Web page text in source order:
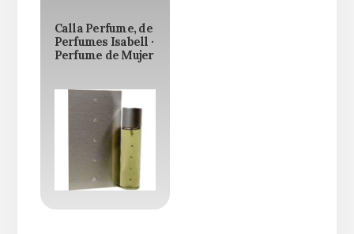
Calla Perfume, de
Perfumes Isabell ·
Perfume de Mujer